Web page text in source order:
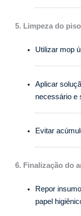
5. Limpeza do piso
Utilizar mop
Aplicar
necessário e
Evitar
6. Finalização do
Repor
papel